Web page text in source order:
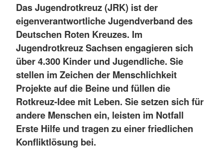
Das Jugendrotkreuz (JRK) ist der
eigenverantwortliche Jugendverband des
Deutschen Roten Kreuzes. Im
Jugendrotkreuz Sachsen engagieren sich
über 4.300 Kinder und Jugendliche. Sie
stellen im Zeichen der Menschlichkeit
Projekte auf die Beine und füllen die
Rotkreuz-Idee mit Leben. Sie setzen sich für
andere Menschen ein, leisten im Notfall
Erste Hilfe und tragen zu einer friedlichen
Konfliktlösung bei.